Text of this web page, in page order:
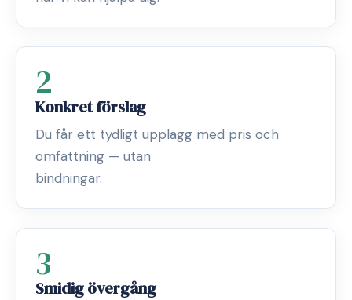
2
Konkret förslag
Du får ett tydligt upplägg med pris och
omfattning — utan
bindningar.
3
Smidig övergång